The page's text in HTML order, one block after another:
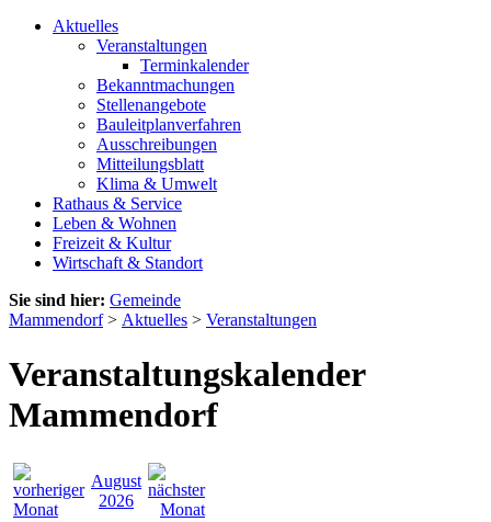
Aktuelles
Veranstaltungen
Terminkalender
Bekanntmachungen
Stellenangebote
Bauleitplanverfahren
Ausschreibungen
Mitteilungsblatt
Klima & Umwelt
Rathaus & Service
Leben & Wohnen
Freizeit & Kultur
Wirtschaft & Standort
Sie sind hier: Gemeinde
Mammendorf> Aktuelles > Veranstaltungen
Veranstaltungskalender
Mammendorf
August
2026